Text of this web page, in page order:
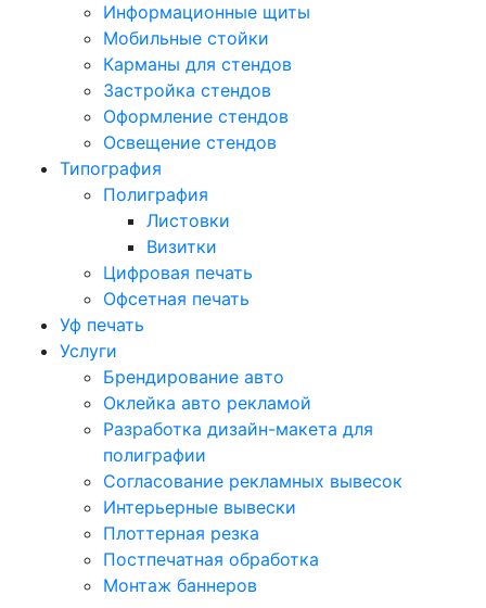
Информационные щиты
Мобильные стойки
Карманы для стендов
Застройка стендов
Оформление стендов
Освещение стендов
Типография
Полиграфия
Листовки
Визитки
Цифровая печать
Офсетная печать
Уф печать
Услуги
Брендирование авто
Оклейка авто рекламой
Разработка дизайн-макета для
полиграфии
Согласование рекламных вывесок
Интерьерные вывески
Плоттерная резка
Постпечатная обработка
Монтаж баннеров